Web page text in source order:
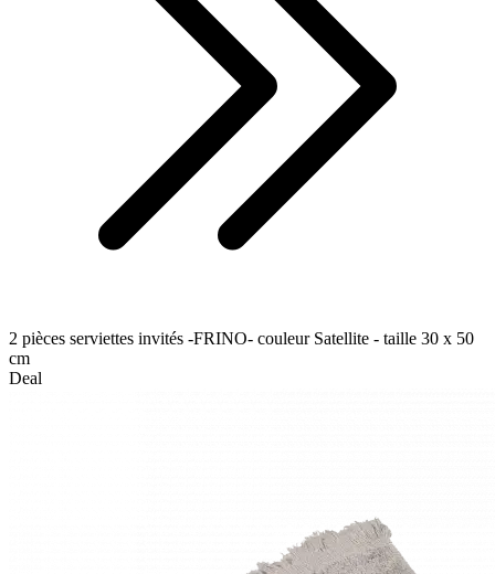
2 pièces serviettes invités -FRINO- couleur Satellite - taille 30 x 50
cm
Deal